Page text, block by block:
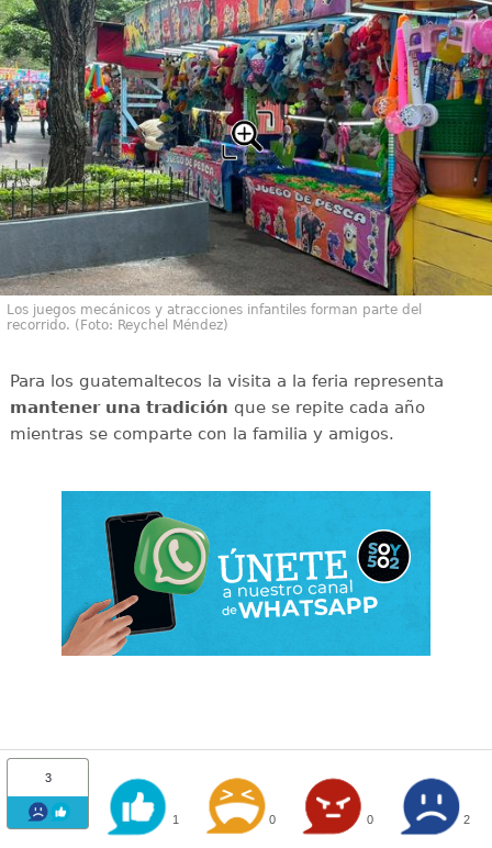
Los juegos mecánicos y atracciones infantiles forman parte del
recorrido. (Foto: Reychel Méndez)
Para los guatemaltecos la visita a la feria representa
mantener una tradición que se repite cada año
mientras se comparte con la familia y amigos.
3
1 0 0 2